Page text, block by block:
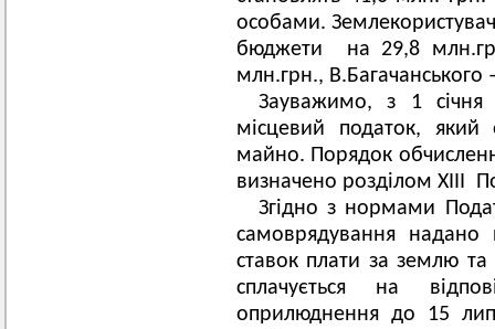
особами.
бюджети на 29,8
млн.грн.,
Зауважимо, з 1
місцевий податок,
майно. Порядок
визначено розділом XIII
Згідно з нормами
самоврядування
ставок плати за землю
сплачується на
оприлюднення до 15